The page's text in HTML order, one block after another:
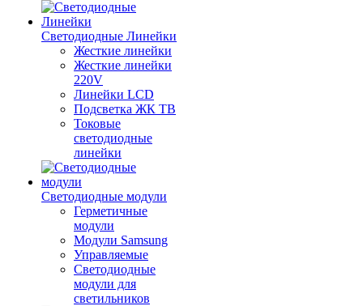
Светодиодные Линейки
Жесткие линейки
Жесткие линейки
220V
Линейки LCD
Подсветка ЖК ТВ
Токовые
светодиодные
линейки
Светодиодные модули
Герметичные
модули
Модули Samsung
Управляемые
Светодиодные
модули для
светильников